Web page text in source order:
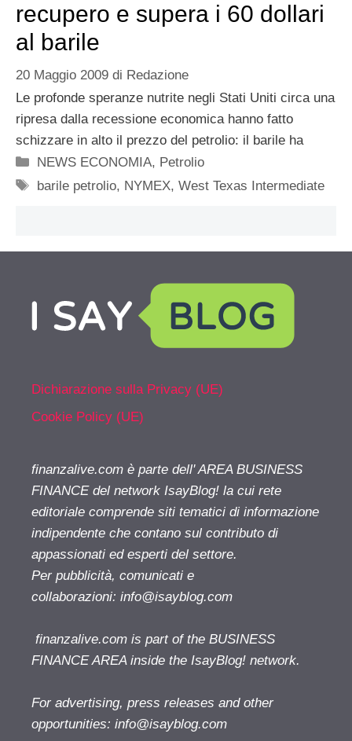
recupero e supera i 60 dollari
al barile
20 Maggio 2009 di Redazione
Le profonde speranze nutrite negli Stati Uniti circa una
ripresa dalla recessione economica hanno fatto
schizzare in alto il prezzo del petrolio: il barile ha
Categorie
NEWS ECONOMIA, Petrolio
Tag
barile petrolio, NYMEX,West Texas Intermediate
Dichiarazione sulla Privacy (UE)
Cookie Policy (UE)
finanzalive.com è parte dell' AREA BUSINESS
FINANCE del network IsayBlog! la cui rete
editoriale comprende siti tematici di informazione
indipendente che contano sul contributo di
appassionati ed esperti del settore.
Per pubblicità, comunicati e
collaborazioni: info@isayblog.com
finanzalive.com is part of the BUSINESS
FINANCE AREA inside the IsayBlog! network.
For advertising, press releases and other
opportunities: info@isayblog.com